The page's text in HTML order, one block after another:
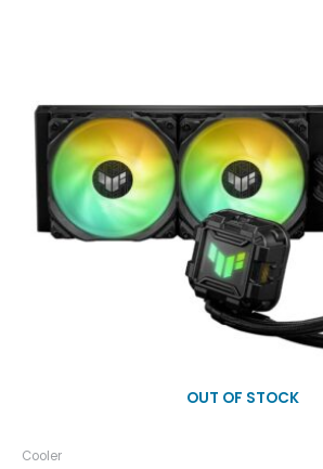
OUT OF STOCK
Cooler